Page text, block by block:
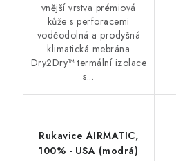
vnější vrstva prémiová
kůže s perforacemi
voděodolná a prodyšná
klimatická mebrána
Dry2Dry™ termální izolace
s...
Rukavice AIRMATIC,
100% - USA (modrá)